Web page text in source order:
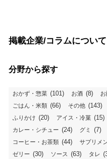
掲載企業/コラムについて
分野から探す
おかず・惣菜 (101) お酒 (8)
ごはん・米類 (66) その他 (143)
ふりかけ (20) アイス・冷菓 (15)
カレー・シチュー (24) グミ (7)
コーヒー・お茶類 (44) サプリメ
ゼリー (30) ソース (63) タレ